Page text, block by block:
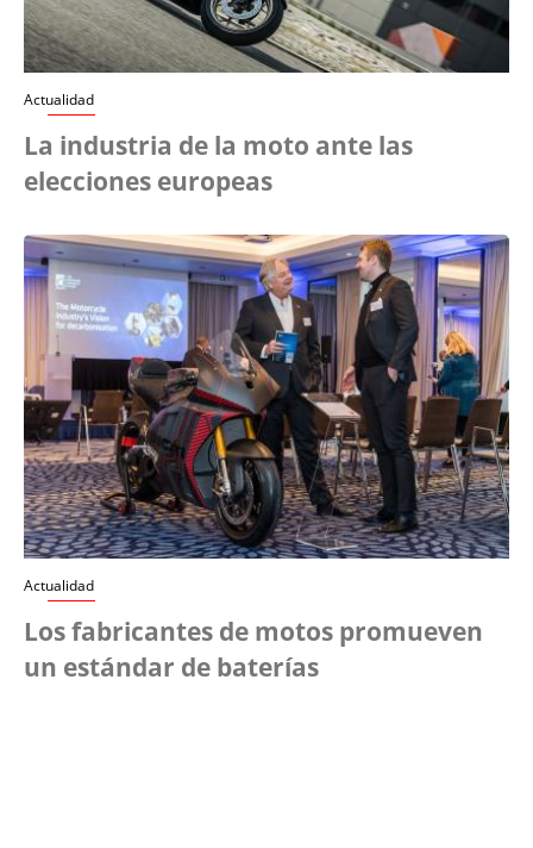
Actualidad
La industria de la moto ante las
elecciones europeas
Actualidad
Los fabricantes de motos promueven
un estándar de baterías